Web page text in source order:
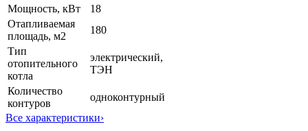
Мощность, кВт
18
Отапливаемая
площадь, м2
180
Тип
отопительного
котла
электрический,
ТЭН
Количество
контуров
одноконтурный
Все характеристики›